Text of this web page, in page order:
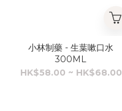
小林制藥 - 生葉嗽口水
300ML
HK$58.00 ~ HK$68.00